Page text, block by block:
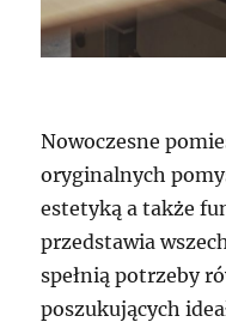
Nowoczesne
oryginalnych
estetyką a także
przedstawia
spełnią potrzeby
poszukujących